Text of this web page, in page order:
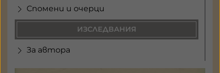
Спомени и очерци
ИЗСЛЕДВАНИЯ
За автора